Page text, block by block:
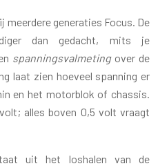
meerdere generaties Focus. De
dan gedacht, mits je
spanningsvalmetingover de
laat zien hoeveel spanning er
en het motorblok of chassis.
alles boven 0,5 volt vraagt
uit het loshalen van de